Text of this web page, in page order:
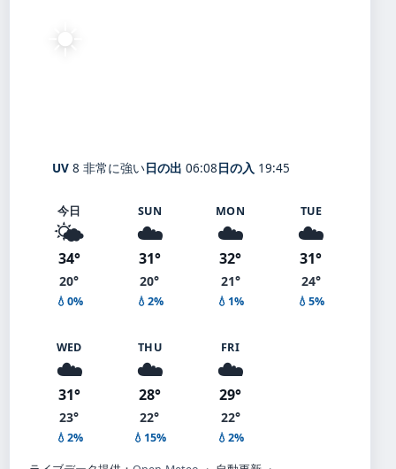
☀️
UV 8 非常に強い日の出 06:08日の入 19:45
今日
🌤️
34°
20°
💧0%
SUN
☁️
31°
20°
💧2%
MON
☁️
32°
21°
💧1%
TUE
☁️
31°
24°
💧5%
WED
☁️
31°
23°
💧2%
THU
☁️
28°
22°
💧15%
FRI
☁️
29°
22°
💧2%